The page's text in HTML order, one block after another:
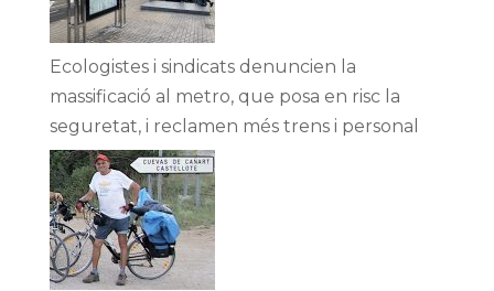
Ecologistes i sindicats denuncien la
massificació al metro, que posa en risc la
seguretat, i reclamen més trens i personal